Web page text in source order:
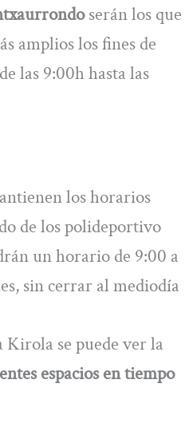
serán los que
amplios los fines de
las 9:00h hasta las
los horarios
de los polideportivo
un horario de 9:00 a
sin cerrar al mediodía
Kirola se puede ver la
espacios en tiempo